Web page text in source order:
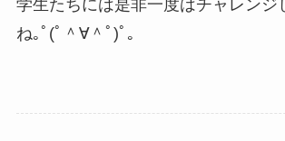
学生たちには是非一度はチャレンジ
ね｡ﾟ(ﾟ＾∀＾ﾟ)ﾟ｡